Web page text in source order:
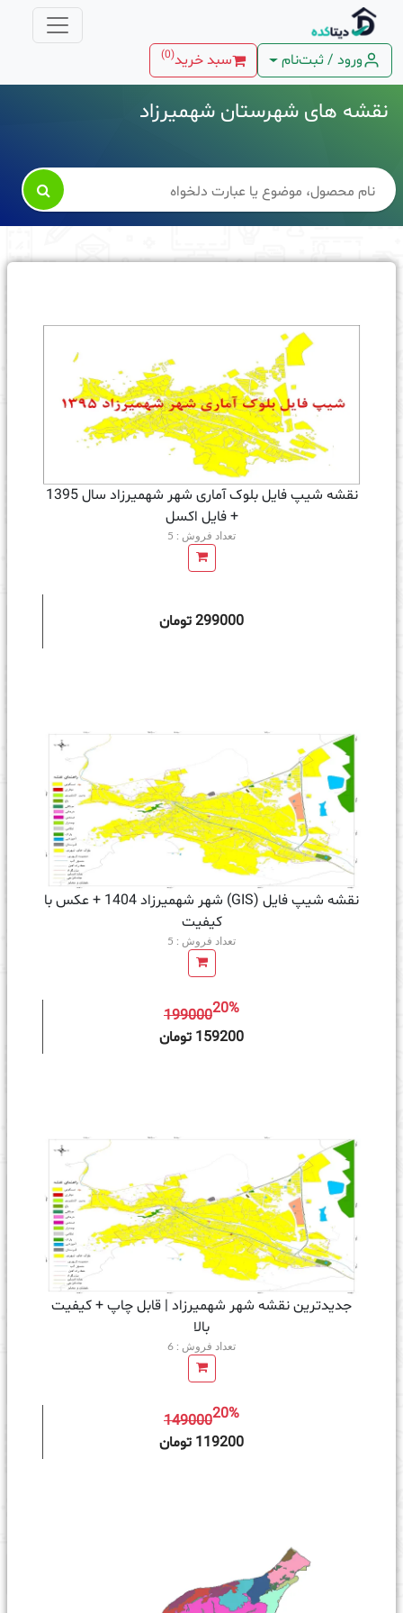
ورود / ثبت‌نام سبد خرید(
0
)
نقشه های شهرستان شهمیرزاد

نقشه شیپ فایل بلوک آماری شهر شهمیرزاد سال 1395
+ فايل اكسل
تعداد فروش : 5
299000 تومان
نقشه شیپ فایل (GIS) شهر شهمیرزاد 1404 + عکس با
کیفیت
تعداد فروش : 5
19900020%
159200 تومان
جدیدترین نقشه شهر شهمیرزاد | قابل چاپ + کیفیت
بالا
تعداد فروش : 6
14900020%
119200 تومان